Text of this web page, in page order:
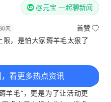
看更多热点资讯
@元宝 一起聊新闻
首赞
限，是怕大家薅羊毛太狠了
羊毛"，更是为了让活动更